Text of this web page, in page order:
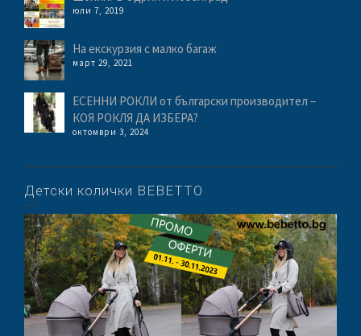
юли 7, 2019
На екскурзия с малко багаж
март 29, 2021
ЕСЕННИ РОКЛИ от български производител –
КОЯ РОКЛЯ ДА ИЗБЕРА?
октомври 3, 2024
Детски колички BEBETTO